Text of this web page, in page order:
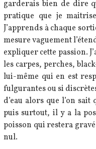
garderais bien de dire
pratique que je
J’apprends à chaque
mesure vaguement
expliquer cette passion.
les carpes, perches,
lui-même qui en est
fulgurantes ou si
d’eau alors que l’on
puis surtout, il y a la
poisson qui restera
nul.